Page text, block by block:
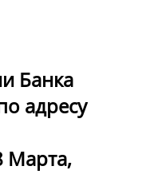
Банка
адресу
Марта,